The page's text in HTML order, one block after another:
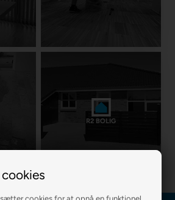
cookies for at opnå en funktionel
R2 BOLIG